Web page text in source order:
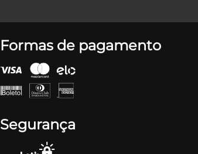
Formas de pagamento
Segurança